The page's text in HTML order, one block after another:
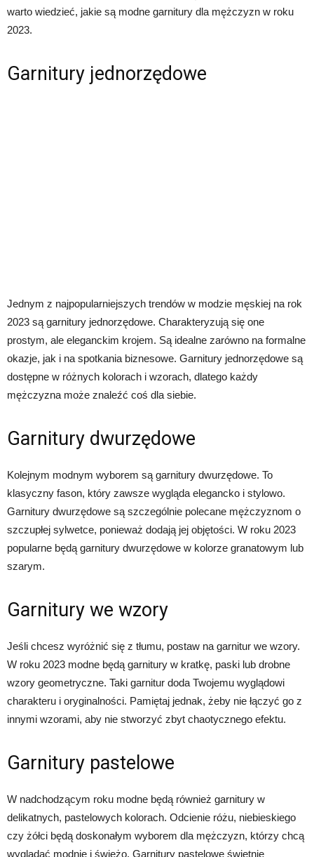
warto wiedzieć, jakie są modne garnitury dla mężczyzn w roku
2023.
Garnitury jednorzędowe
Jednym z najpopularniejszych trendów w modzie męskiej na rok
2023 są garnitury jednorzędowe. Charakteryzują się one
prostym, ale eleganckim krojem. Są idealne zarówno na formalne
okazje, jak i na spotkania biznesowe. Garnitury jednorzędowe są
dostępne w różnych kolorach i wzorach, dlatego każdy
mężczyzna może znaleźć coś dla siebie.
Garnitury dwurzędowe
Kolejnym modnym wyborem są garnitury dwurzędowe. To
klasyczny fason, który zawsze wygląda elegancko i stylowo.
Garnitury dwurzędowe są szczególnie polecane mężczyznom o
szczupłej sylwetce, ponieważ dodają jej objętości. W roku 2023
popularne będą garnitury dwurzędowe w kolorze granatowym lub
szarym.
Garnitury we wzory
Jeśli chcesz wyróżnić się z tłumu, postaw na garnitur we wzory.
W roku 2023 modne będą garnitury w kratkę, paski lub drobne
wzory geometryczne. Taki garnitur doda Twojemu wyglądowi
charakteru i oryginalności. Pamiętaj jednak, żeby nie łączyć go z
innymi wzorami, aby nie stworzyć zbyt chaotycznego efektu.
Garnitury pastelowe
W nadchodzącym roku modne będą również garnitury w
delikatnych, pastelowych kolorach. Odcienie różu, niebieskiego
czy żółci będą doskonałym wyborem dla mężczyzn, którzy chcą
wyglądać modnie i świeżo. Garnitury pastelowe świetnie